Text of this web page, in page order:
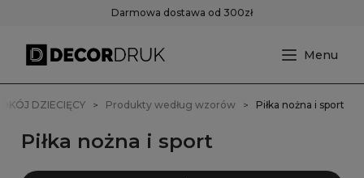
Darmowa dostawa od 300zł
DZIECIĘCY Produkty według wzorów Piłka nożna i sport
Piłka nożna i sport